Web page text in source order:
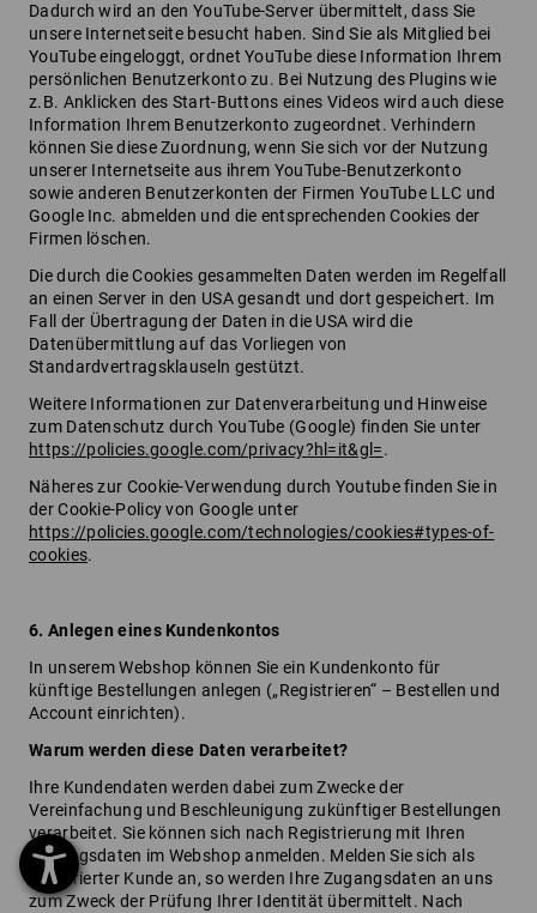
Dadurch wird an den YouTube-Server übermittelt, dass Sie
unsere Internetseite besucht haben. Sind Sie als Mitglied bei
YouTube eingeloggt, ordnet YouTube diese Information Ihrem
persönlichen Benutzerkonto zu. Bei Nutzung des Plugins wie
z.B. Anklicken des Start-Buttons eines Videos wird auch diese
Information Ihrem Benutzerkonto zugeordnet. Verhindern
können Sie diese Zuordnung, wenn Sie sich vor der Nutzung
unserer Internetseite aus ihrem YouTube-Benutzerkonto
sowie anderen Benutzerkonten der Firmen YouTube LLC und
Google Inc. abmelden und die entsprechenden Cookies der
Firmen löschen.
Die durch die Cookies gesammelten Daten werden im Regelfall
an einen Server in den USA gesandt und dort gespeichert. Im
Fall der Übertragung der Daten in die USA wird die
Datenübermittlung auf das Vorliegen von
Standardvertragsklauseln gestützt.
Weitere Informationen zur Datenverarbeitung und Hinweise
zum Datenschutz durch YouTube (Google) finden Sie unter
https://policies.google.com/privacy?hl=it&gl=.
Näheres zur Cookie-Verwendung durch Youtube finden Sie in
der Cookie-Policy von Google unter
https://policies.google.com/technologies/cookies#types-of-
cookies.
6. Anlegen eines Kundenkontos
In unserem Webshop können Sie ein Kundenkonto für
künftige Bestellungen anlegen („Registrieren“ – Bestellen und
Account einrichten).
Warum werden diese Daten verarbeitet?
Ihre Kundendaten werden dabei zum Zwecke der
Vereinfachung und Beschleunigung zukünftiger Bestellungen
verarbeitet. Sie können sich nach Registrierung mit Ihren
Zugangsdaten im Webshop anmelden. Melden Sie sich als
registrierter Kunde an, so werden Ihre Zugangsdaten an uns
zum Zweck der Prüfung Ihrer Identität übermittelt. Nach